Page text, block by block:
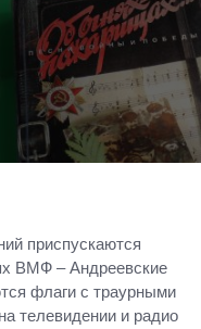
приспускаются
ВМФ – Андреевские
флаги с траурными
телевидении и радио